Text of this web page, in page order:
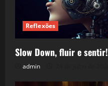
Reflexões
Slow Down, fluir e sentir!
admin